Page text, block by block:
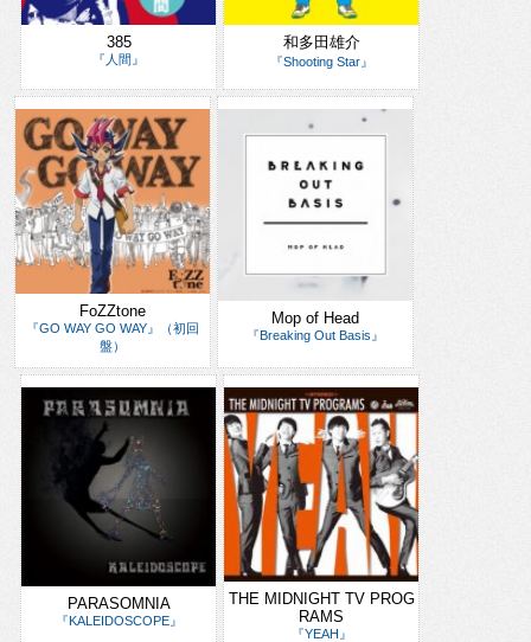
385
『人間』
和多田雄介
『Shooting Star』
FoZZtone
『GO WAY GO WAY』（初回
盤）
Mop of Head
『Breaking Out Basis』
PARASOMNIA
『KALEIDOSCOPE』
THE MIDNIGHT TV PROG
RAMS
『YEAH』